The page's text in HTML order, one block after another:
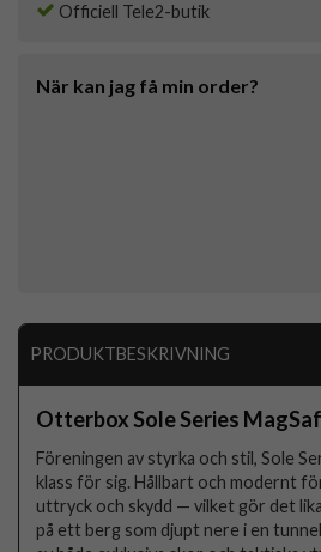
Officiell Tele2-butik
När kan jag få min order?
PRODUKTBESKRIVNING
Otterbox Sole Series
Föreningen av styrka och stil, Sole
klass för sig. Hållbart och modernt
uttryck och skydd — vilket gör det
på ett berg som djupt nere i en